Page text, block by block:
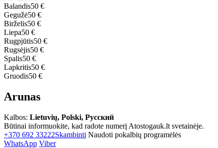
Balandis50 €
Gegužė50 €
Birželis50 €
Liepa50 €
Rugpjūtis50 €
Rugsėjis50 €
Spalis50 €
Lapkritis50 €
Gruodis50 €
Arunas
Kalbos: Lietuvių, Polski, Русский
Būtinai informuokite, kad radote numerį Atostogauk.lt svetainėje.
+370 692 33222Skambinti Naudoti pokalbių programėlės
WhatsApp Viber